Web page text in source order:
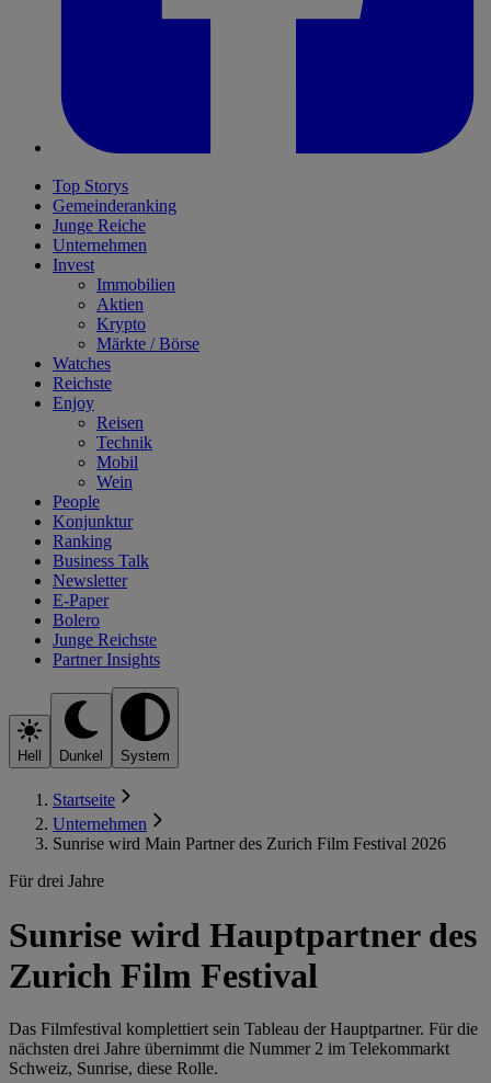
Top Storys
Gemeinderanking
Junge Reiche
Unternehmen
Invest
Immobilien
Aktien
Krypto
Märkte / Börse
Watches
Reichste
Enjoy
Reisen
Technik
Mobil
Wein
People
Konjunktur
Ranking
Business Talk
Newsletter
E-Paper
Bolero
Junge Reichste
Partner Insights
Hell Dunkel System
Startseite
Unternehmen
Sunrise wird Main Partner des Zurich Film Festival 2026
Für drei Jahre
Sunrise wird Hauptpartner des
Zurich Film Festival
Das Filmfestival komplettiert sein Tableau der Hauptpartner. Für die
nächsten drei Jahre übernimmt die Nummer 2 im Telekommarkt
Schweiz, Sunrise, diese Rolle.